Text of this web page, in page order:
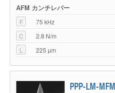
AFM カンチレバー
F
75 kHz
C
2.8 N/m
L
225 µm
PPP-LM-